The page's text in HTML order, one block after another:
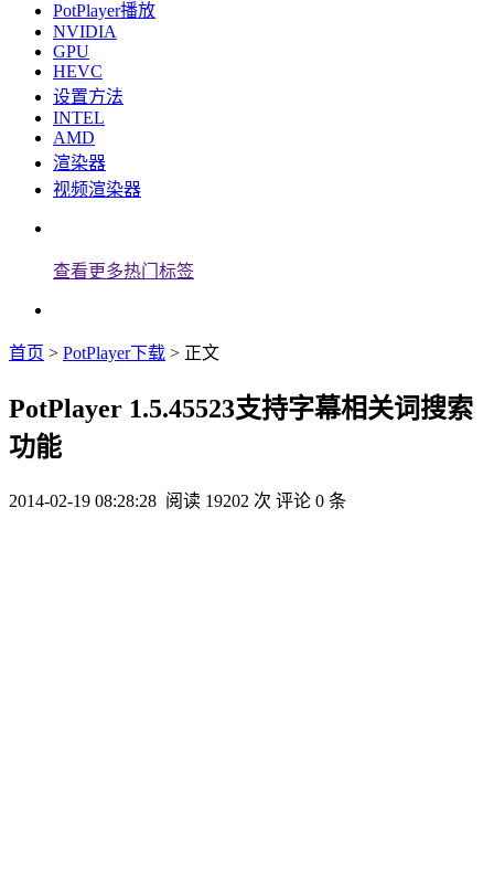
PotPlayer播放
NVIDIA
GPU
HEVC
设置方法
INTEL
AMD
渲染器
视频渲染器
查看更多热门标签
首页 > PotPlayer下载 > 正文
PotPlayer 1.5.45523支持字幕相关词搜索
功能
2014-02-19 08:28:28 阅读 19202 次 评论 0 条